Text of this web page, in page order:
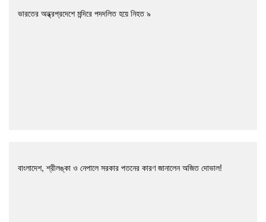
ভারতের অন্ধ্রপ্রদেশে মন্দিরে পদদলিত হয়ে নিহত ৯
বাংলাদেশ, শ্রীলঙ্কা ও নেপালে সরকার পতনের কারণ জানালেন অজিত দোভাল!